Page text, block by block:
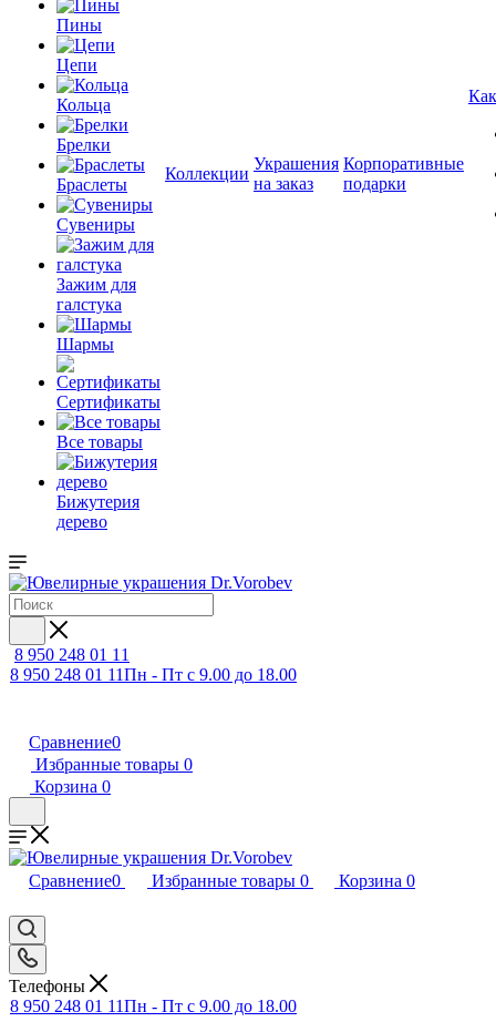
Пины
Цепи
Кольца
Брелки
Браслеты
Сувениры
Зажим для
галстука
Шармы
Сертификаты
Все товары
Бижутерия
дерево
Коллекции
Украшения
на заказ
Корпоративные
подарки
8 950 248 01 11
8 950 248 01 11Пн - Пт с 9.00 до 18.00
Сравнение0
Избранные товары 0
Корзина 0
Сравнение0 Избранные товары 0 Корзина 0
Телефоны
8 950 248 01 11Пн - Пт с 9.00 до 18.00